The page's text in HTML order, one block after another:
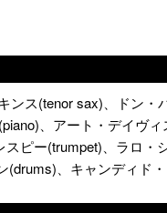
ンス(tenor sax)、ドン
、アート・デイヴ
ピー(trumpet)、ラロ
、キャンディド・